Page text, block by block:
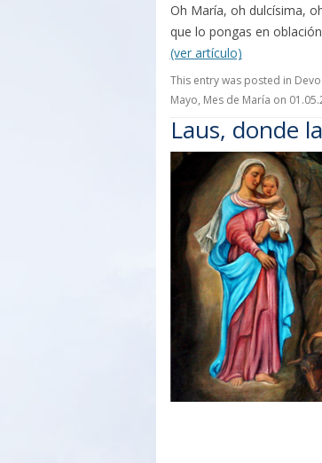
Oh María, oh dulcísima,
que lo pongas en
(ver artículo)
This entry was posted in
Mayo, Mes de María on
Laus, donde